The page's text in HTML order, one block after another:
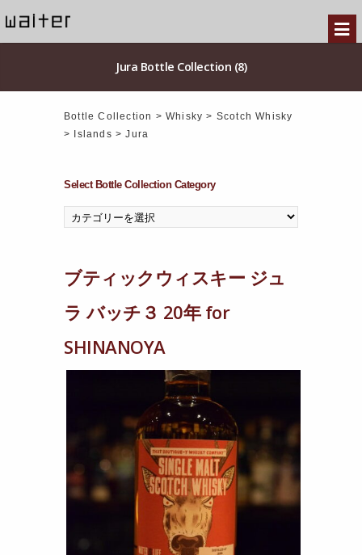
Jura Bottle Collection (8)
Bottle Collection >Whisky > Scotch Whisky
>
Islands >Jura
Select Bottle Collection Category
ブティックウィスキー ジュ
ラ バッチ３ 20年 for
SHINANOYA